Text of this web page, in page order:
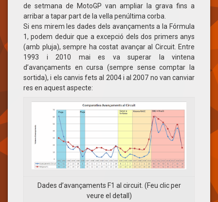
de setmana de MotoGP van ampliar la grava fins a
arribar a tapar part de la vella penúltima corba.
Si ens mirem les dades dels avançaments a la Fórmula
1, podem deduir que a excepció dels dos primers anys
(amb pluja), sempre ha costat avançar al Circuit. Entre
1993 i 2010 mai es va superar la vintena
d’avançaments en cursa (sempre sense comptar la
sortida), i els canvis fets al 2004 i al 2007 no van canviar
res en aquest aspecte:
Dades d’avançaments F1 al circuit. (Feu clic per
veure el detall)